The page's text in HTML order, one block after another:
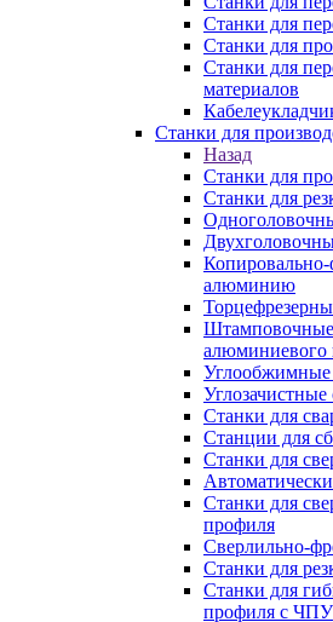
Станки для
Станки для
Станки для
материалов
Станки для
Назад
Станки для
Станки для
алюминию
Штамповочные
алюминиевого
Углообжимные
Углозачистные
Станки для
Станции для
Станки для
Станки для
профиля
Сверлильно-
Станки для
Станки для
профиля с ЧПУ